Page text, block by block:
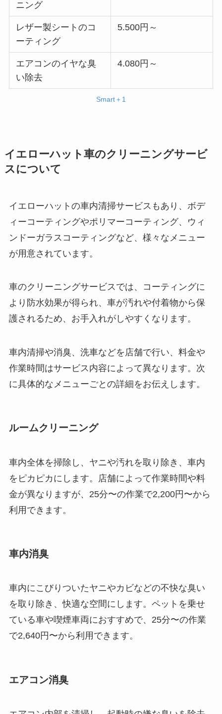
ニング
レザー製シートのコ
ーティング
5.500円～
エアコンのイヤな臭
い除去
4.080円～
Smart＋1
イエローハット車のクリーニングサービ
スについて
イエローハットの車内清掃サービスもあり、ボデ
ィーコーティングやポリマーコーティング、ウィ
ンドーガラスコーティングなど、様々なメニュー
が用意されています。
車のクリーニングサービスでは、コーティングに
より防水効果が得られ、車が汚れや付着物から保
護されるため、お手入れがしやすくなります。
車内清掃や消臭、洗車などを店舗で行い、料金や
作業時間はサービス内容によって異なります。次
に具体的なメニューごとの詳細をお伝えします。
ルームクリーニング
車内全体を掃除し、ヤニや汚れを取り除き、車内
をピカピカにします。店舗によって作業時間や料
金が異なりますが、25分〜の作業で2,200円〜から
利用できます。
車内消臭
車内にこびりついたヤニやカビなどの不快な臭い
を取り除き、快適な空間にします。ペットを乗せ
ている車や喫煙車両におすすめで、25分〜の作業
で2,640円〜から利用できます。
エアコン消臭